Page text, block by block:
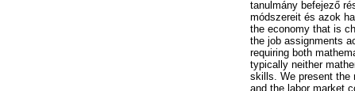
tanulmány befejező
módszereit és azok
the economy that is
the job assignments
requiring both
typically neither
skills. We present the
and the labor market